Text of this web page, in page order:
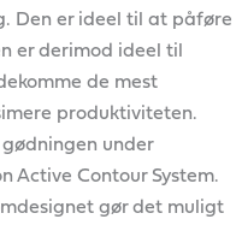
Den er ideel til at påføre
er derimod ideel til
de mest
produktiviteten.
under
Active Contour System.
gør det muligt